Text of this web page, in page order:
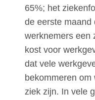
65%; het
de eerste maand
werknemers een
kost voor
dat vele
bekommeren
ziek zijn. In vele